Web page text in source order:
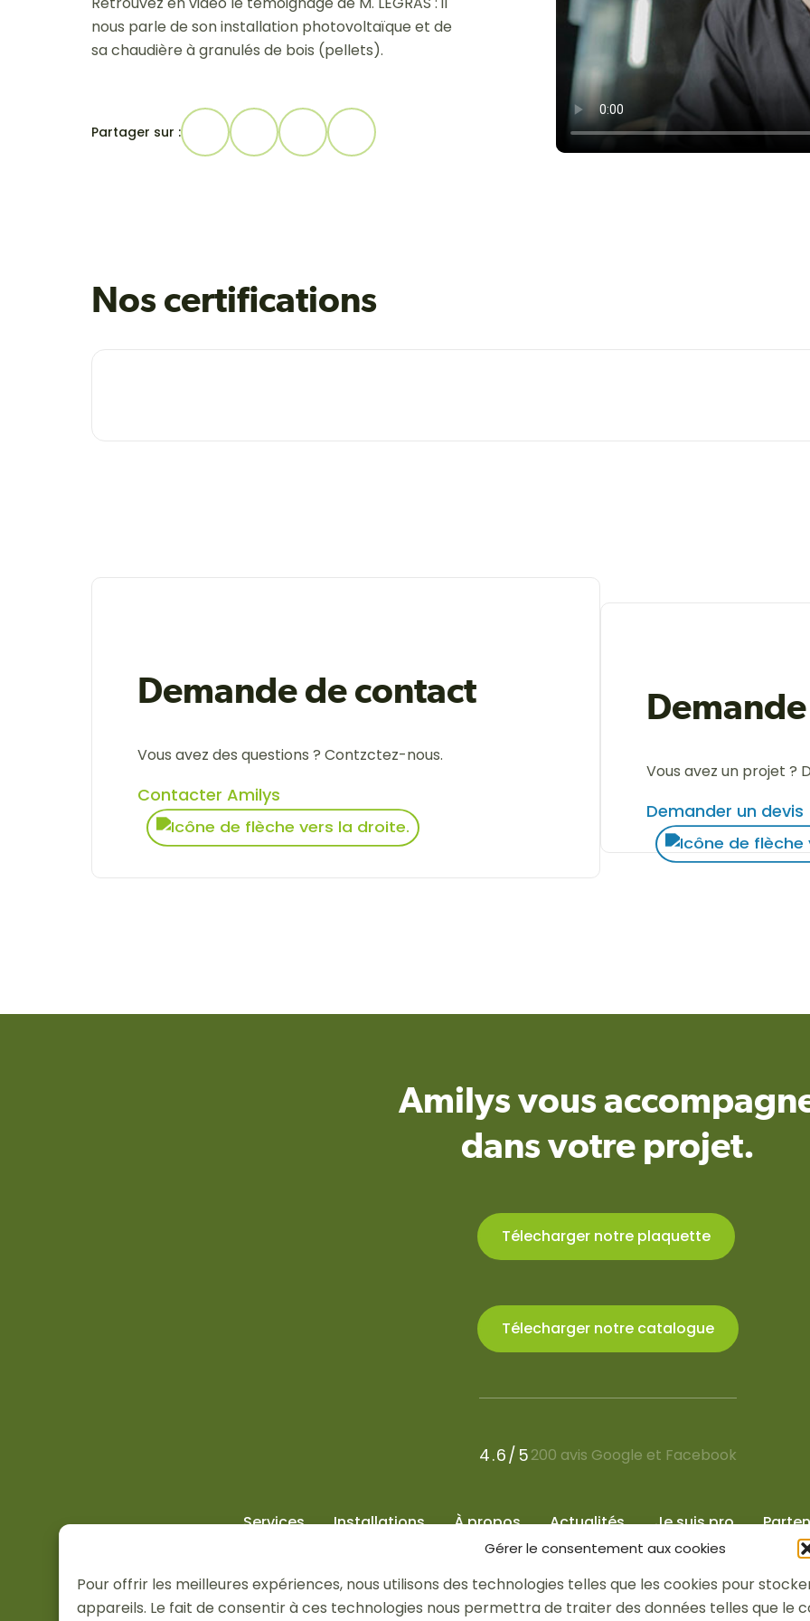
Gérer le consentement aux cookies
Pour offrir les meilleures expériences, nous utilisons des technologies telles que les cookies pour
appareils. Le fait de consentir à ces technologies nous permettra de traiter des données telles que le
nous parle de son installation photovoltaïque et de
sa chaudière à granulés de bois (pellets).
Partager sur :
Nos certifications
Demande de contact
Vous avez des questions ? Contzctez-nous.
Contacter Amilys
Vous avez un projet ?
Demander un devis
Amilys vous
dans votre projet.
Télecharger notre plaquette
Télecharger notre catalogue
4.6/5200 avis Google et Facebook
Services Installations À propos Actualités Je suis pro